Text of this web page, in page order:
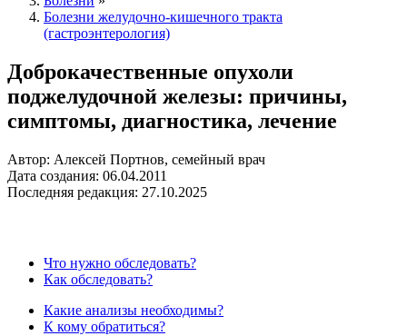
Болезни желудочно-кишечного тракта
(гастроэнтерология)
Доброкачественные опухоли
поджелудочной железы: причины,
симптомы, диагностика, лечение
Автор: Алексей Портнов, семейный врач
Дата создания: 06.04.2011
Последняя редакция: 27.10.2025
Что нужно обследовать?
Как обследовать?
Какие анализы необходимы?
К кому обратиться?